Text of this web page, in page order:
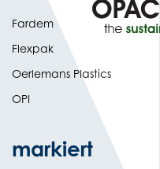
Fardem
Flexpak
Oerlemans Plastics
OPI
markiert